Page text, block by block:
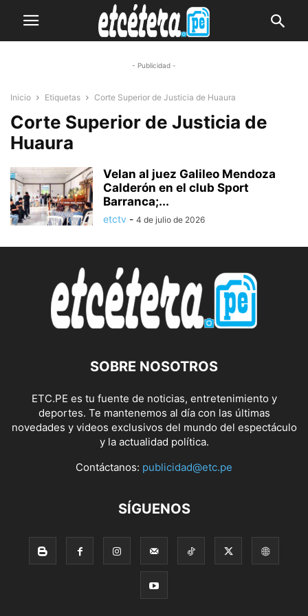
- Publicidad -
Inicio Etiquetas Corte Superior de Justicia de Huaura
Corte Superior de Justicia de
Huaura
Velan al juez Galileo Mendoza
Calderón en el club Sport
Barranca;...
etctv - 4 de julio de 2026
SOBRE NOSOTROS
ETC.PE es tu fuente de noticias, entretenimiento y
deportes. Te mantenemos al día con las últimas
novedades y videos exclusivos del mundo del espectáculo
y la actualidad política.
Contáctanos: publicidad@etc.pe
SÍGUENOS